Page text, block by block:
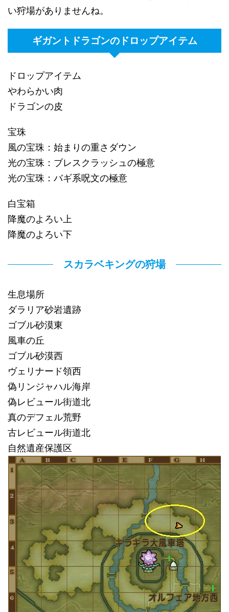
い狩場がありませんね。
ギガントドラゴンのドロップアイテム
ドロップアイテム
やわらかい肉
ドラゴンの皮
宝珠
風の宝珠：始まりの重さダウン
光の宝珠：ブレスクラッシュの極意
光の宝珠：バギ系呪文の極意
白宝箱
降魔のよろい上
降魔のよろい下
スカラベキングの狩場
生息場所
ダラリア砂岩遺跡
ゴブル砂漠東
風車の丘
ゴブル砂漠西
ヴェリナード領西
偽リンジャハル海岸
偽レビュール街道北
真のデフェル荒野
古レビュール街道北
自然遺産保護区